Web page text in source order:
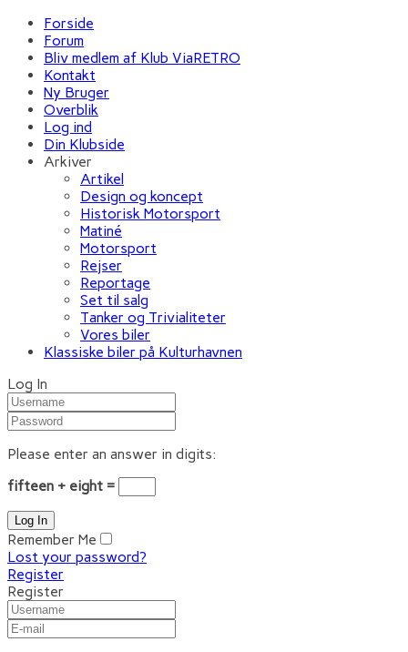
Forside
Forum
Bliv medlem af Klub ViaRETRO
Kontakt
Ny Bruger
Overblik
Log ind
Din Klubside
Arkiver
Artikel
Design og koncept
Historisk Motorsport
Matiné
Motorsport
Rejser
Reportage
Set til salg
Tanker og Trivialiteter
Vores biler
Klassiske biler på Kulturhavnen
Log In
Please enter an answer in digits:
fifteen + eight =
Remember Me
Lost your password?
Register
Register